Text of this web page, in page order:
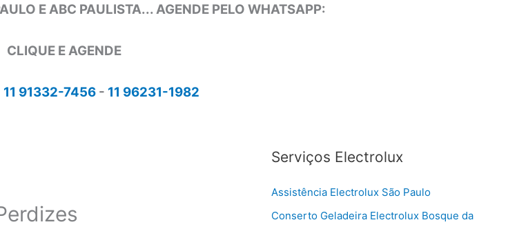
E ABC PAULISTA... AGENDE PELO WHATSAPP:
CLIQUE E AGENDE
11 91332-7456- 11 96231-1982
Serviços Electrolux
Assistência Electrolux São Paulo
Conserto Geladeira Electrolux Bosque da